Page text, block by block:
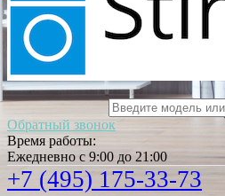
Обратный звонок
Время работы:
Ежедневно с 9:00 до 21:00
+7 (495) 175-33-73